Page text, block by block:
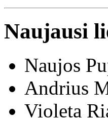
Naujausi
Naujos
Andrius
Violeta